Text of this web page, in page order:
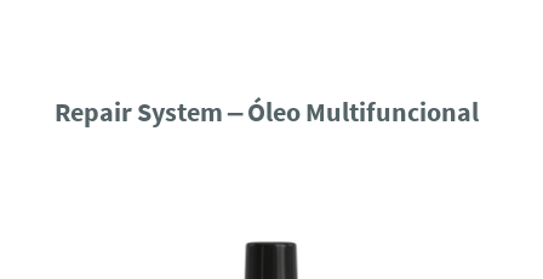
Repair System – Óleo Multifuncional